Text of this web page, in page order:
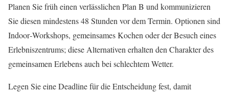
Planen Sie früh einen verlässlichen Plan B und kommunizieren
Sie diesen mindestens 48 Stunden vor dem Termin. Optionen sind
Indoor‑Workshops, gemeinsames Kochen oder der Besuch eines
Erlebniszentrums; diese Alternativen erhalten den Charakter des
gemeinsamen Erlebens auch bei schlechtem Wetter.
Legen Sie eine Deadline für die Entscheidung fest, damit